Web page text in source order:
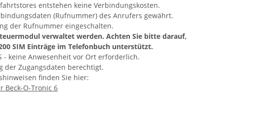
entstehen keine Verbindungskosten.
(Rufnummer) des Anrufers gewährt.
der Rufnummer eingeschalten.
verwaltet werden. Achten Sie bitte darauf,
SIM Einträge im Telefonbuch unterstützt.
- keine Anwesenheit vor Ort erforderlich.
der Zugangsdaten berechtigt.
finden Sie hier:
Beck-O-Tronic 6